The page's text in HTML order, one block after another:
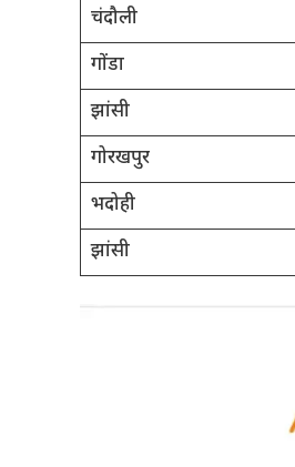
चंदौली
गोंडा
झांसी
गोरखपुर
भदोही
झांसी